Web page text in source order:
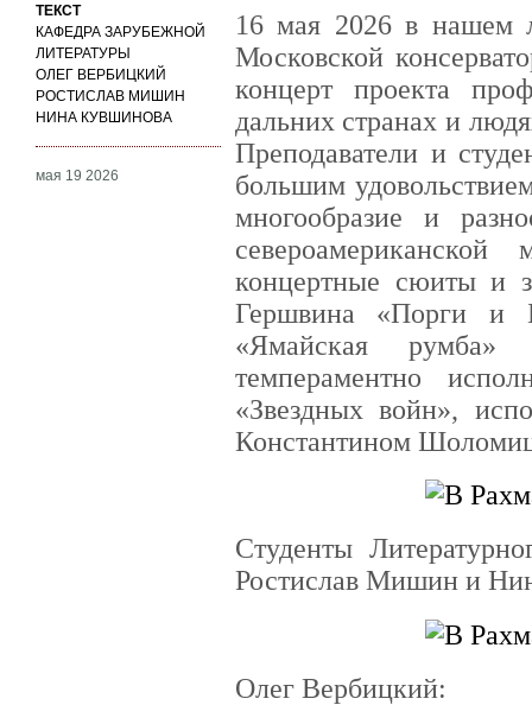
ТЕКСТ
КАФЕДРА ЗАРУБЕЖНОЙ
ЛИТЕРАТУРЫ
ОЛЕГ ВЕРБИЦКИЙ
РОСТИСЛАВ МИШИН
НИНА КУВШИНОВА
мая 19 2026
16 мая 2026 в нашем
Московской
концерт проекта
дальних странах и
Преподаватели и
большим
многообразие и
концертные сюиты и
Гершвина «Порги и
«Ямайская
темпераментно
«Звездных войн»,
Константином
Студенты
Ростислав Мишин и
Олег Вербицкий: